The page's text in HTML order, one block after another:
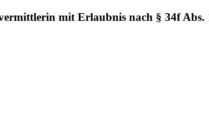
mit Erlaubnis nach § 34f Abs.